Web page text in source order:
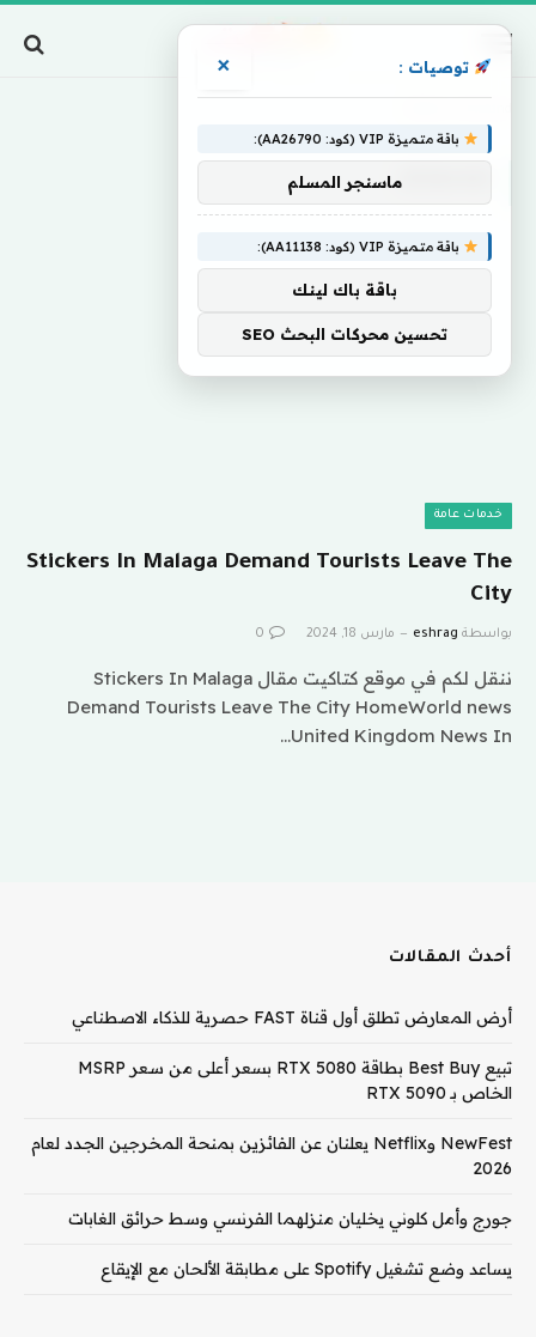
DEMAND
خدمات عامة
Stickers In Malaga Demand Tourists Leave The
City
بواسطة eshrag مارس 18, 2024 0
ننقل لكم في موقع كتاكيت مقال Stickers In Malaga
Demand Tourists Leave The City HomeWorld news
United Kingdom News In…
أحدث المقالات
أرض المعارض تطلق أول قناة FAST حصرية للذكاء الاصطناعي
تبيع Best Buy بطاقة RTX 5080 بسعر أعلى من سعر MSRP
الخاص بـ RTX 5090
NewFest وNetflix يعلنان عن الفائزين بمنحة المخرجين الجدد لعام
2026
جورج وأمل كلوني يخليان منزلهما الفرنسي وسط حرائق الغابات
يساعد وضع تشغيل Spotify على مطابقة الألحان مع الإيقاع
توصيات : ×
باقة متميزة VIP (كود: AA26790):
ماسنجر المسلم
باقة متميزة VIP (كود: AA11138):
باقة باك لينك
تحسين محركات البحث SEO